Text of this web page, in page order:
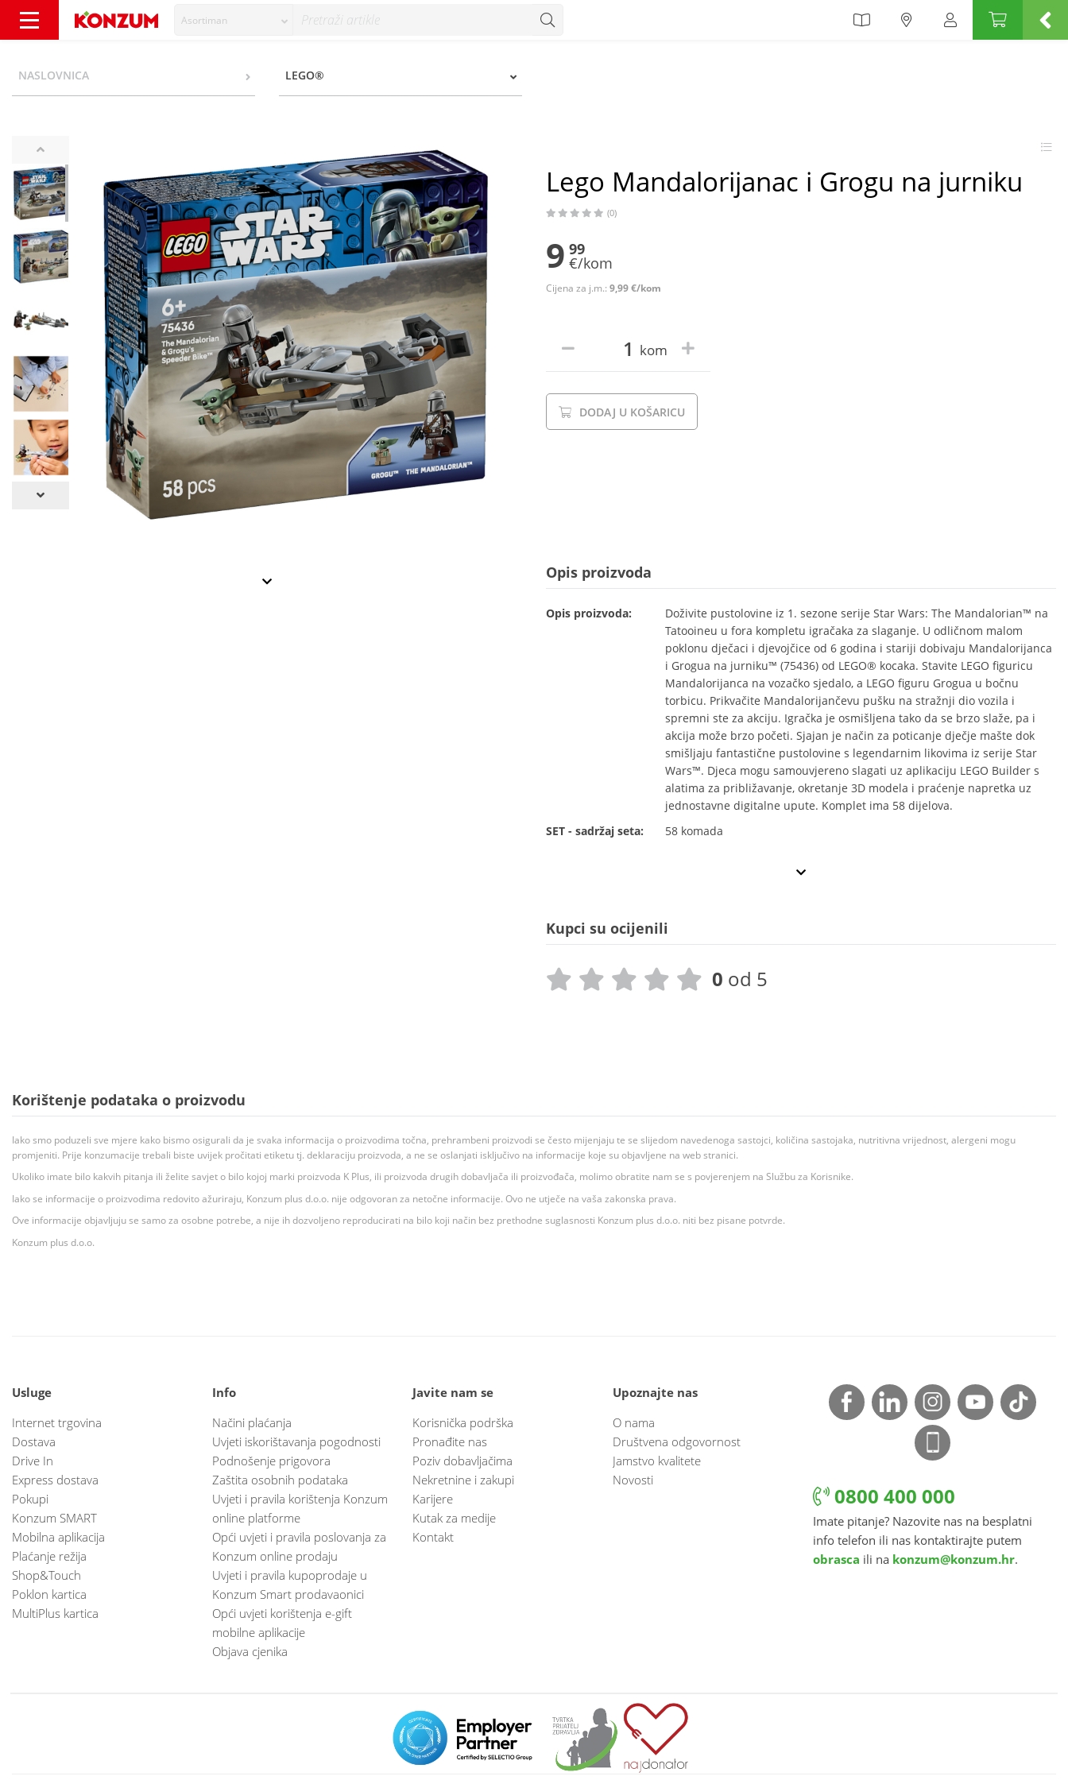
Asortiman
NASLOVNICA LEGO®
Lego Mandalorijanac i Grogu na jurniku
(0)
9 99
€/kom
Cijena za j.m.: 9,99 €/kom
kom
DODAJ U KOŠARICU
Opis proizvoda
Opis proizvoda:
Doživite pustolovine iz 1. sezone serije Star Wars: The Mandalorian™ na
Tatooineu u fora kompletu igračaka za slaganje. U odličnom malom
poklonu dječaci i djevojčice od 6 godina i stariji dobivaju Mandalorijanca
i Grogua na jurniku™ (75436) od LEGO® kocaka. Stavite LEGO figuricu
Mandalorijanca na vozačko sjedalo, a LEGO figuru Grogua u bočnu
torbicu. Prikvačite Mandalorijančevu pušku na stražnji dio vozila i
spremni ste za akciju. Igračka je osmišljena tako da se brzo slaže, pa i
akcija može brzo početi. Sjajan je način za poticanje dječje mašte dok
smišljaju fantastične pustolovine s legendarnim likovima iz serije Star
Wars™. Djeca mogu samouvjereno slagati uz aplikaciju LEGO Builder s
alatima za približavanje, okretanje 3D modela i praćenje napretka uz
jednostavne digitalne upute. Komplet ima 58 dijelova.
SET - sadržaj seta:
58 komada
Kupci su ocijenili
0 od 5
Korištenje podataka o proizvodu
Iako smo poduzeli sve mjere kako bismo osigurali da je svaka informacija o proizvodima točna, prehrambeni proizvodi se često mijenjaju te se slijedom navedenoga sastojci, količina sastojaka, nutritivna vrijednost, alergeni mogu
promjeniti. Prije konzumacije trebali biste uvijek pročitati etiketu tj. deklaraciju proizvoda, a ne se oslanjati isključivo na informacije koje su objavljene na web stranici.
Ukoliko imate bilo kakvih pitanja ili želite savjet o bilo kojoj marki proizvoda K Plus, ili proizvoda drugih dobavljača ili proizvođača, molimo obratite nam se s povjerenjem na Službu za Korisnike.
Iako se informacije o proizvodima redovito ažuriraju, Konzum plus d.o.o. nije odgovoran za netočne informacije. Ovo ne utječe na vaša zakonska prava.
Ove informacije objavljuju se samo za osobne potrebe, a nije ih dozvoljeno reproducirati na bilo koji način bez prethodne suglasnosti Konzum plus d.o.o. niti bez pisane potvrde.
Konzum plus d.o.o.
Usluge
Internet trgovina
Dostava
Drive In
Express dostava
Pokupi
Konzum SMART
Mobilna aplikacija
Plaćanje režija
Shop&Touch
Poklon kartica
MultiPlus kartica
Info
Načini plaćanja
Uvjeti iskorištavanja pogodnosti
Podnošenje prigovora
Zaštita osobnih podataka
Uvjeti i pravila korištenja Konzum
online platforme
Opći uvjeti i pravila poslovanja za
Konzum online prodaju
Uvjeti i pravila kupoprodaje u
Konzum Smart prodavaonici
Opći uvjeti korištenja e-gift
mobilne aplikacije
Objava cjenika
Javite nam se
Korisnička podrška
Pronađite nas
Poziv dobavljačima
Nekretnine i zakupi
Karijere
Kutak za medije
Kontakt
Upoznajte nas
O nama
Društvena odgovornost
Jamstvo kvalitete
Novosti
0800 400 000
Imate pitanje? Nazovite nas na besplatni
info telefon ili nas kontaktirajte putem
obrasca ili na konzum@konzum.hr.